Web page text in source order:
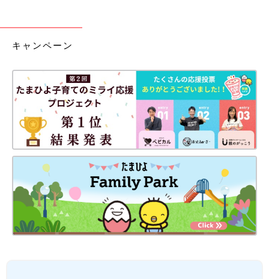
キャンペーン